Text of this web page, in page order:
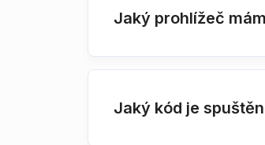
Jaký prohlížeč
Jaký kód je